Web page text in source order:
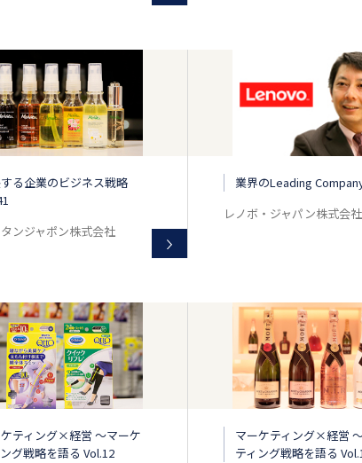
る企業のビジネス戦略
ンジャポン株式会社
業界のLeading
レノボ・ジャパン株式会
ティング×経営 ～マーケ
グ戦略を語る Vol.12
マーケティング×経営
ティング戦略を語る